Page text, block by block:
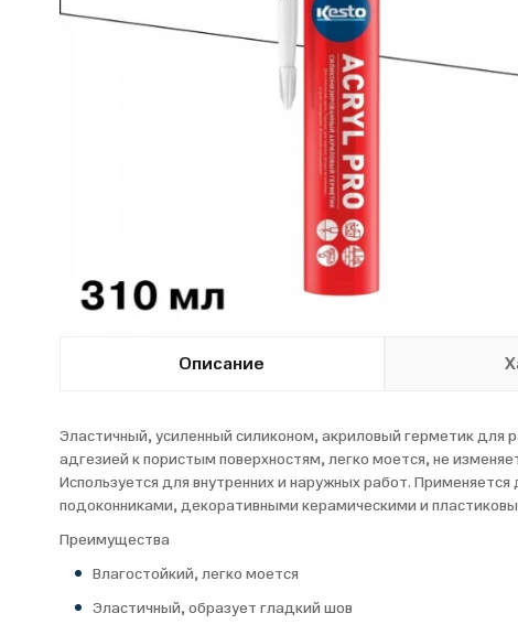
Описание
Эластичный, усиленный силиконом, акриловый герметик
адгезией к пористым поверхностям, легко моется, не
Используется для внутренних и наружных работ.
подоконниками, декоративными керамическими и
Преимущества
Влагостойкий, легко моется
Эластичный, образует гладкий шов